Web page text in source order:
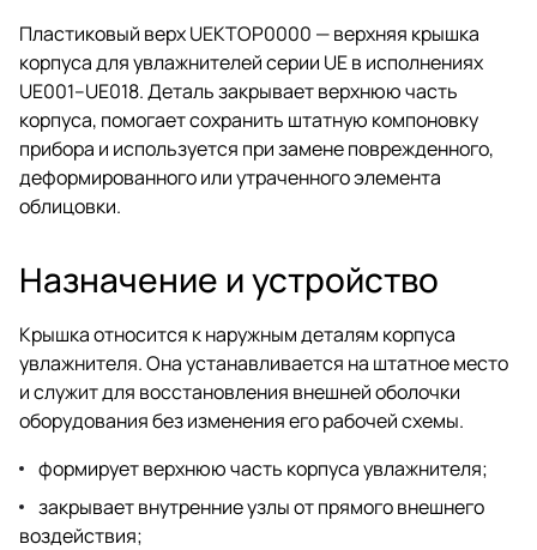
Пластиковый верх UEKTOP0000 — верхняя крышка
корпуса для увлажнителей серии UE в исполнениях
UE001–UE018. Деталь закрывает верхнюю часть
корпуса, помогает сохранить штатную компоновку
прибора и используется при замене поврежденного,
деформированного или утраченного элемента
облицовки.
Назначение и устройство
Крышка относится к наружным деталям корпуса
увлажнителя. Она устанавливается на штатное место
и служит для восстановления внешней оболочки
оборудования без изменения его рабочей схемы.
формирует верхнюю часть корпуса увлажнителя;
закрывает внутренние узлы от прямого внешнего
воздействия;